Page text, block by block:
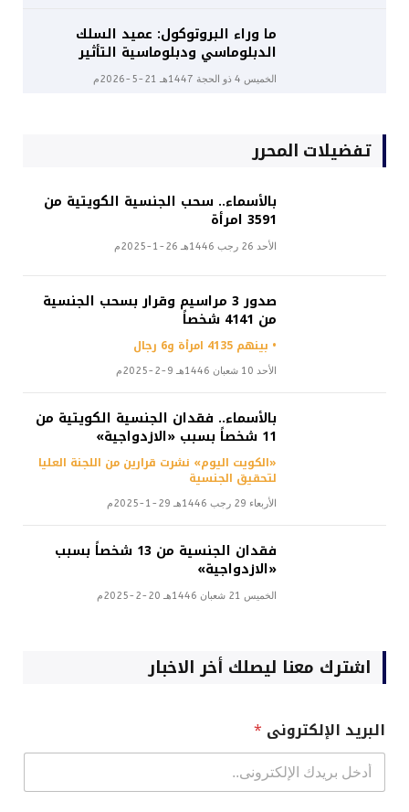
ما وراء البروتوكول: عميد السلك
الدبلوماسي ودبلوماسية التأثير
الخميس 4 ذو الحجة 1447هـ 21-5-2026م
تفضيلات المحرر
بالأسماء.. سحب الجنسية الكويتية من
3591 امرأة
الأحد 26 رجب 1446هـ 26-1-2025م
صدور 3 مراسيم وقرار بسحب الجنسية
من 4141 شخصاً
• بينهم 4135 امرأة و6 رجال
الأحد 10 شعبان 1446هـ 9-2-2025م
بالأسماء.. فقدان الجنسية الكويتية من
11 شخصاً بسبب «الازدواجية»
«الكويت اليوم» نشرت قرارين من اللجنة العليا
لتحقيق الجنسية
الأربعاء 29 رجب 1446هـ 29-1-2025م
فقدان الجنسية من 13 شخصاً بسبب
«الازدواجية»
الخميس 21 شعبان 1446هـ 20-2-2025م
اشترك معنا ليصلك أخر الاخبار
البريد الإلكترونى *